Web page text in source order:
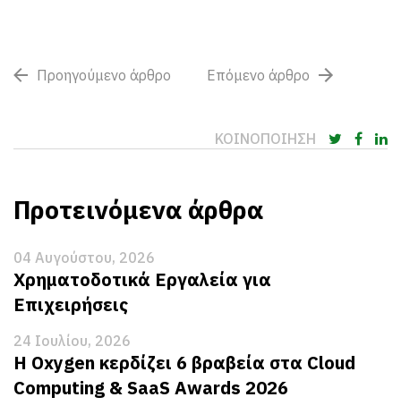
Προηγούμενο άρθρο Επόμενο άρθρο
ΚΟΙΝΟΠΟΙΗΣΗ
Προτεινόμενα άρθρα
04 Αυγούστου, 2026
Χρηματοδοτικά Εργαλεία για
Επιχειρήσεις
24 Ιουλίου, 2026
Η Oxygen κερδίζει 6 βραβεία στα Cloud
Computing & SaaS Awards 2026